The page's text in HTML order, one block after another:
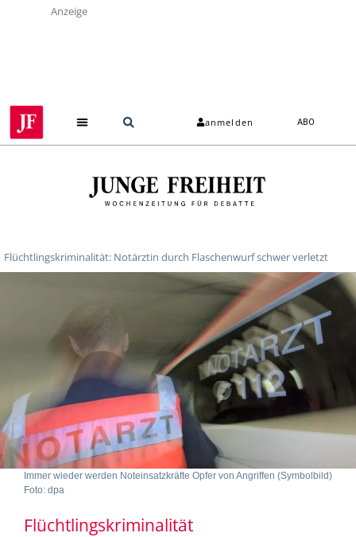
Anzeige
anmelden ABO
Flüchtlingskriminalität: Notärztin durch Flaschenwurf schwer verletzt
Immer wieder werden Noteinsatzkräfte Opfer von Angriffen (Symbolbild)
Foto: dpa
Flüchtlingskriminalität